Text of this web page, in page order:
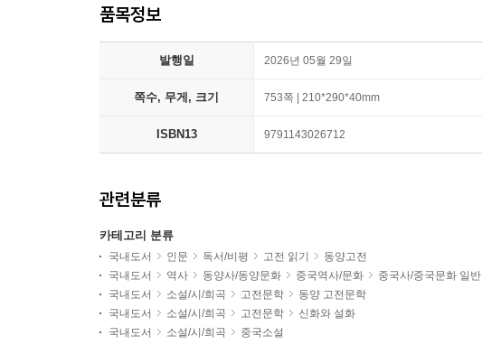
품목정보
발행일 2026년 05월 29일
쪽수, 무게, 크기 753쪽 | 210*290*40mm
ISBN13 9791143026712
관련분류
카테고리 분류
국내도서 인문 독서/비평 고전 읽기
동양고전
국내도서
역사 동양사/동양문화 중국역사/문화
중국사/중국문화 일반
국내도서
소설/시/희곡 고전문학
동양 고전문학
국내도서
소설/시/희곡 고전문학
신화와 설화
국내도서
소설/시/희곡 중국소설